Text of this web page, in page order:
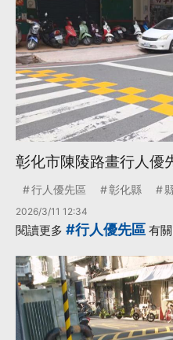
彰化市陳陵路畫行人優
行人優先區 彰化縣
2026/3/11 12:34
閱讀更多 #行人優先區 有